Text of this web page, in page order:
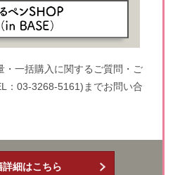
・一括購入に関するご質問・ご
：03-3268-5161)までお問い合
詳細はこちら